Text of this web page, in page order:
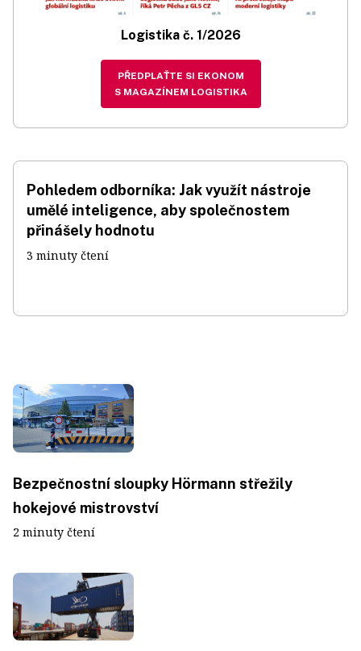
Logistika č. 1/2026
PŘEDPLAŤTE SI EKONOM
S MAGAZÍNEM LOGISTIKA
Pohledem odborníka: Jak využít nástroje
umělé inteligence, aby společnostem
přinášely hodnotu
3 minuty čtení
Bezpečnostní sloupky Hörmann střežily
hokejové mistrovství
2 minuty čtení